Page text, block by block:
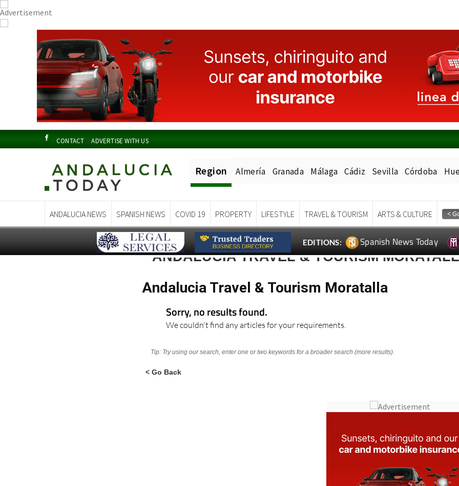
CONTACT ADVERTISE WITH US
Region Almería Granada Málaga Cádiz Sevilla Córdoba
ANDALUCIA NEWS SPANISH NEWS COVID 19 PROPERTY LIFESTYLE TRAVEL & TOURISM ARTS & CULTURE
EDITIONS: Spanish News Today
ANDALUCIA TRAVEL & TOURISM
Andalucia Travel & Tourism Moratalla
Sorry, no results found.
We couldn't find any articles for your requirements.
Tip: Try using our search, enter one or two keywords for a broader search (more results).
< Go Back